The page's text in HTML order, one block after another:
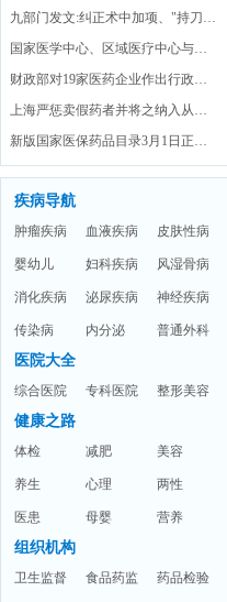
九部门发文:纠正术中加项、"持刀加价"等医疗不正之风
国家医学中心、区域医疗中心与传统医院有何不同？国家卫健委权威解答！
财政部对19家医药企业作出行政处罚
上海严惩卖假药者并将之纳入从业“黑名单”
新版国家医保药品目录3月1日正式启用 新冠肺炎治疗药品全部纳入医保
疾病导航
肿瘤疾病 血液疾病 皮肤性病
婴幼儿 妇科疾病 风湿骨病
消化疾病 泌尿疾病 神经疾病
传染病 内分泌 普通外科
医院大全
综合医院 专科医院 整形美容
健康之路
体检 减肥 美容
养生 心理 两性
医患 母婴 营养
组织机构
卫生监督 食品药监 药品检验